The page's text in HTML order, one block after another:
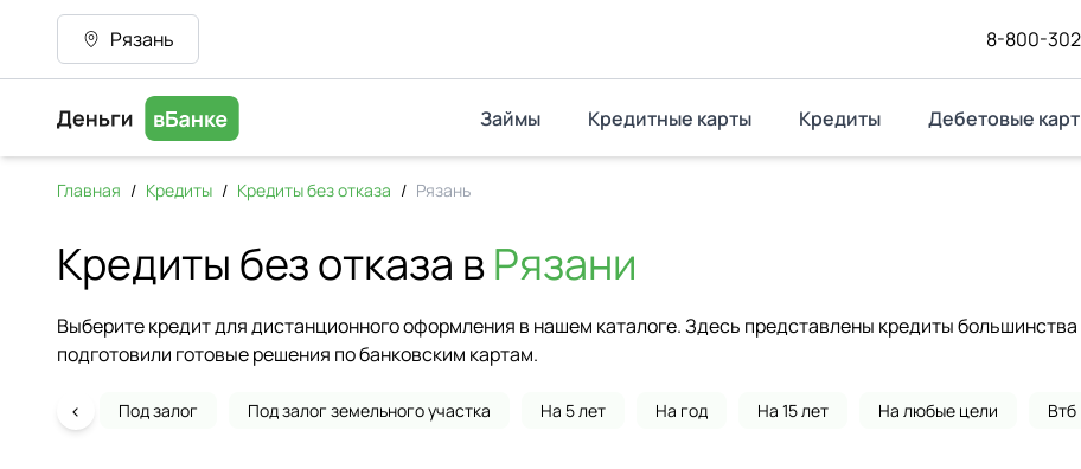
Рязань 8-800-
Займы Кредитные карты Кредиты Дебетовые
Главная / Кредиты / Кредиты без отказа / Рязань
Кредиты без отказа вРязани
Выберите кредит для дистанционного оформления в нашем каталоге. Здесь представлены кредиты
подготовили готовые решения по банковским картам.
Под залог Под залог земельного участка На 5 лет На год На 15 лет На любые цели Втб
‹